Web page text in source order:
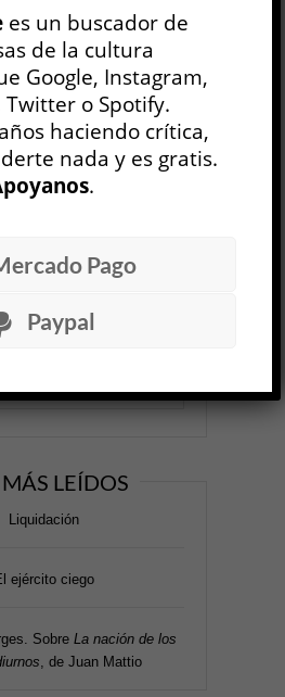
IMPRESA
30 NÚMEROS
MÁS LEÍDOS
Liquidación
ejército ciego
Sobre La nación de los
, de Juan Mattio
es un buscador de
de la cultura
Google, Instagram,
Twitter o Spotify.
haciendo crítica,
nada y es gratis.
.
Pago
Paypal